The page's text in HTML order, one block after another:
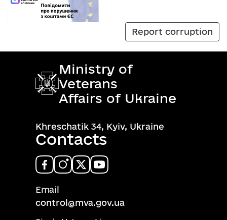
Report corruption
Ministry of
Veterans
Affairs of Ukraine
Khreschatik 34, Kyiv, Ukraine
Contacts
Email
control@mva.gov.ua